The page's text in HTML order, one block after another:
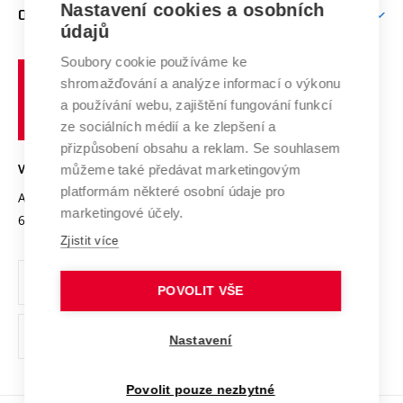
E-přihláška
Doktorské studium
Podpora podnikání
Mezinárodní vědecká rada
Systém zajišťování kvality výzkumu
Výzkumné infrastruktury
Transfer znalostí
Open Science
Projekty
Projekty ze strukturálních fondů
Specifický výzkum
Zahraniční spolupráce
Spolupráce se školami
Služby univerzity
Mezinárodní dohody
Univerzitní sítě
O UNIVERZITĚ
Profil univerzity
Udržitelná univerzita
Podnikavá univerzita / ContriBUTe
Bezpečná univerzita
Vyznamenání
Organizační struktura
Ochrana osobních údajů
odkaz)
učení
technické
VYSOKÉ UČENÍ TECHNICKÉ V BRNĚ
Antonínská 548/1
602 00 Brno
www.vut.cz
vut@vutbr.cz
Nastavení cookies a osobních
údajů
Soubory cookie používáme ke
shromažďování a analýze informací o výkonu
a používání webu, zajištění fungování funkcí
ze sociálních médií a ke zlepšení a
přizpůsobení obsahu a reklam. Se souhlasem
můžeme také předávat marketingovým
platformám některé osobní údaje pro
marketingové účely.
Zjistit více
POVOLIT VŠE
Nastavení
Povolit pouze nezbytné